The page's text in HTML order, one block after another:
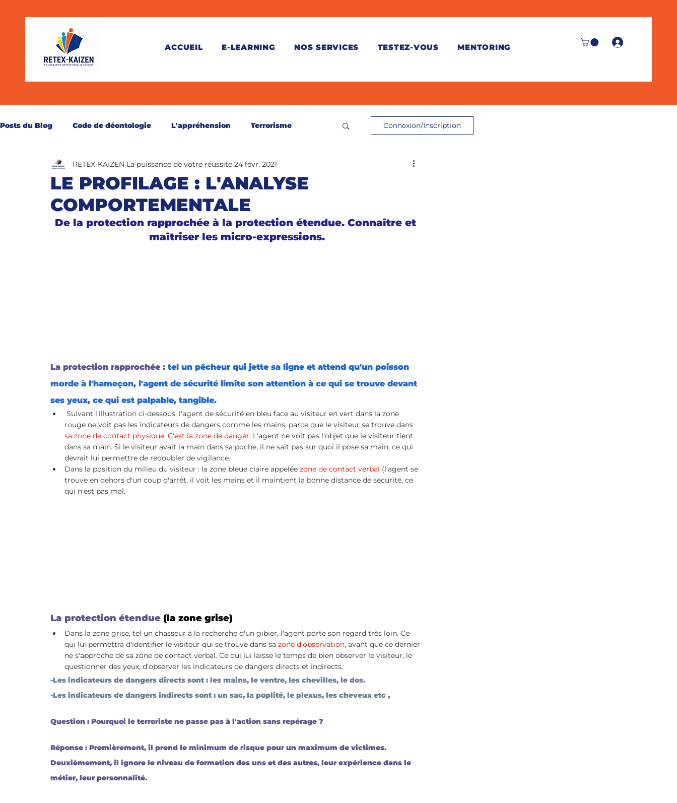
ACCUEIL E-LEARNING NOS SERVICES TESTEZ-VOUS MENTORING
.
Posts du Blog Code de déontologie L'appréhension Terrorisme
Pratique Juridique Santé Contrôle de connaissances
Perspective Secourisme Réservé aux abonnés
Connexion/Inscription
LE PROFILAGE : L'ANALYSE
COMPORTEMENTALE
RETEX-KAIZEN La puissance de votre réussite 24 févr. 2021
De la protection rapprochée à la protection étendue. Connaître et
maîtriser les micro-expressions.
La protection rapprochée : tel un pêcheur qui jette sa ligne et attend qu'un poisson
morde à l'hameçon, l'agent de sécurité limite son attention à ce qui se trouve devant
ses yeux, ce qui est palpable, tangible.
rouge ne voit pas les indicateurs de dangers comme les mains, parce que le visiteur se trouve dans
sa zone de contact physique. C'est la zone de danger. L'agent ne voit pas l'objet que le visiteur tient
dans sa main. Si le visiteur avait la main dans sa poche, il ne sait pas sur quoi il pose sa main, ce qui
devrait lui permettre de redoubler de vigilance.
Dans la position du milieu du visiteur : la zone bleue claire appelée zone de contact verbal (l'agent se
trouve en dehors d'un coup d'arrêt, il voit les mains et il maintient la bonne distance de sécurité, ce
qui n'est pas mal.
La protection étendue (la zone grise)
Dans la zone grise, tel un chasseur à la recherche d'un gibier, l'agent porte son regard très loin. Ce
qui lui permettra d'identifier le visiteur qui se trouve dans sa zone d'observation, avant que ce dernier
ne s'approche de sa zone de contact verbal. Ce qui lui laisse le temps de bien observer le visiteur, le
questionner des yeux, d'observer les indicateurs de dangers directs et indirects.
-Les indicateurs de dangers directs sont : les mains, le ventre, les chevilles, le dos.
-Les indicateurs de dangers indirects sont : un sac, la poplité, le plexus, les cheveux etc ,
Question : Pourquoi le terroriste ne passe pas à l'action sans repérage ?
Réponse : Premièrement, il prend le minimum de risque pour un maximum de victimes.
Deuxièmement, il ignore le niveau de formation des uns et des autres, leur expérience dans le
métier, leur personnalité.